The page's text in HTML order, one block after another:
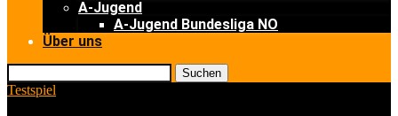
A-Jugend
A-Jugend Bundesliga NO
Über uns
Suchen
Testspiel